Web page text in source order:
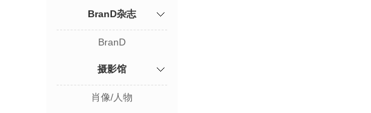
BranD杂志
BranD
摄影馆
肖像/人物